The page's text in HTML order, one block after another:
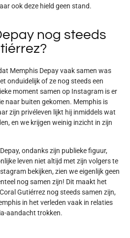
ook deze hield geen stand.
nog steeds
Memphis Depay vaak samen was
onduidelijk of ze nog steeds een
moment samen op Instagram is er
naar buiten gekomen. Memphis is
zijn privéleven lijkt hij inmiddels wat
en we krijgen weinig inzicht in zijn
ondanks zijn publieke figuur,
leven niet altijd met zijn volgers te
bekijken, zien we eigenlijk geen
nog samen zijn! Dit maakt het
Gutiérrez nog steeds samen zijn,
in het verleden vaak in relaties
aandacht trokken.